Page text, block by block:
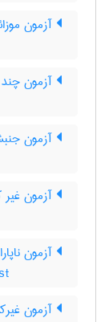
آزمون
آزمون
آزمون
آزمون غیر
آزمون
آزمون